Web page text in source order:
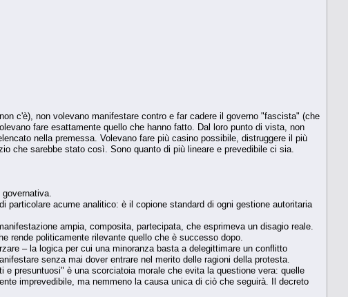
c'è), non volevano manifestare contro e far cadere il governo "fascista" (che
fare esattamente quello che hanno fatto. Dal loro punto di vista, non
nella premessa. Volevano fare più casino possibile, distruggere il più
che sarebbe stato così. Sono quanto di più lineare e prevedibile ci sia.
acume analitico: è il copione standard di ogni gestione autoritaria
ampia, composita, partecipata, che esprimeva un disagio reale.
rende politicamente rilevante quello che è successo dopo.
– la logica per cui una minoranza basta a delegittimare un conflitto
senza mai dover entrare nel merito delle ragioni della protesta.
presuntuosi" è una scorciatoia morale che evita la questione vera: quelle
imprevedibile, ma nemmeno la causa unica di ciò che seguirà. Il decreto